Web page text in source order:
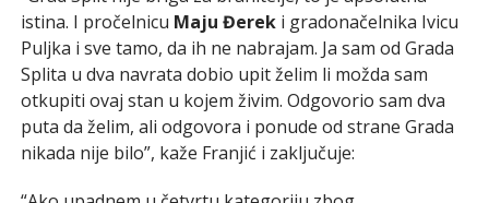
istina. I pročelnicu Maju Đerek i gradonačelnika Ivicu
Puljka i sve tamo, da ih ne nabrajam. Ja sam od Grada
Splita u dva navrata dobio upit želim li možda sam
otkupiti ovaj stan u kojem živim. Odgovorio sam dva
puta da želim, ali odgovora i ponude od strane Grada
nikada nije bilo”, kaže Franjić i zaključuje: